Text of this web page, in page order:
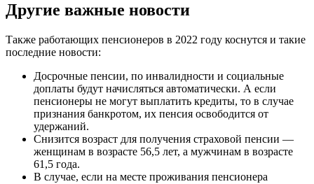
Другие важные новости
Также работающих пенсионеров в 2022 году коснутся и такие
последние новости:
Досрочные пенсии, по инвалидности и социальные
доплаты будут начисляться автоматически. А если
пенсионеры не могут выплатить кредиты, то в случае
признания банкротом, их пенсия освободится от
удержаний.
Снизится возраст для получения страховой пенсии —
женщинам в возрасте 56,5 лет, а мужчинам в возрасте
61,5 года.
В случае, если на месте проживания пенсионера